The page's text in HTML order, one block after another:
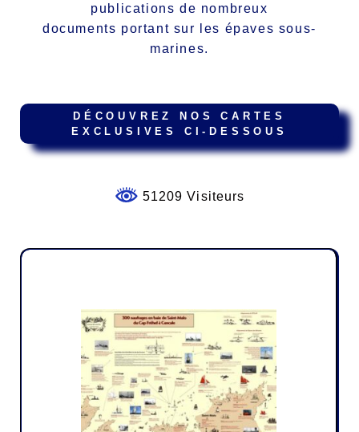
publications de nombreux
documents portant sur les épaves sous-
marines.
DÉCOUVREZ NOS CARTES
EXCLUSIVES CI-DESSOUS
51209 Visiteurs